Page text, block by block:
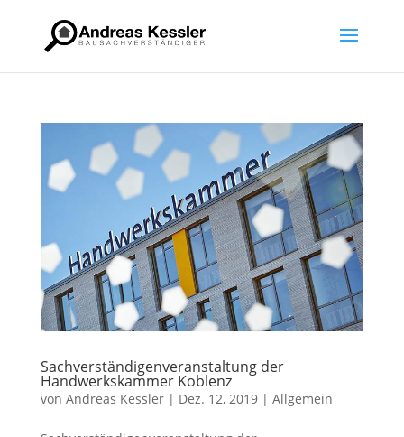
Sachverständigenveranstaltung der
Handwerkskammer Koblenz
von Andreas Kessler| Dez. 12, 2019| Allgemein